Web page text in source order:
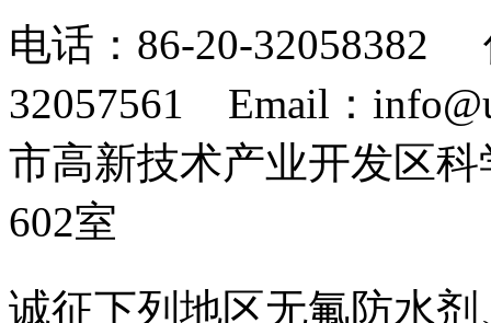
电话：86-20-32058382
32057561 Email：
市高新技术产业开发区
602室
诚征下列地区无氟防水